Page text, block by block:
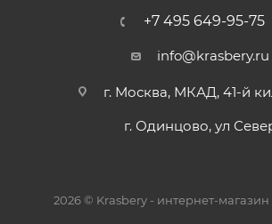
+7 495 649-95-75
info@krasbery.ru
г. Москва, МКАД, 41-й
г. Одинцово, ул
2026 © Krasbery - интернет-